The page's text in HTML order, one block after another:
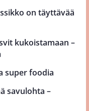
on täyttävää
kukoistamaan –
super foodia
savulohta –